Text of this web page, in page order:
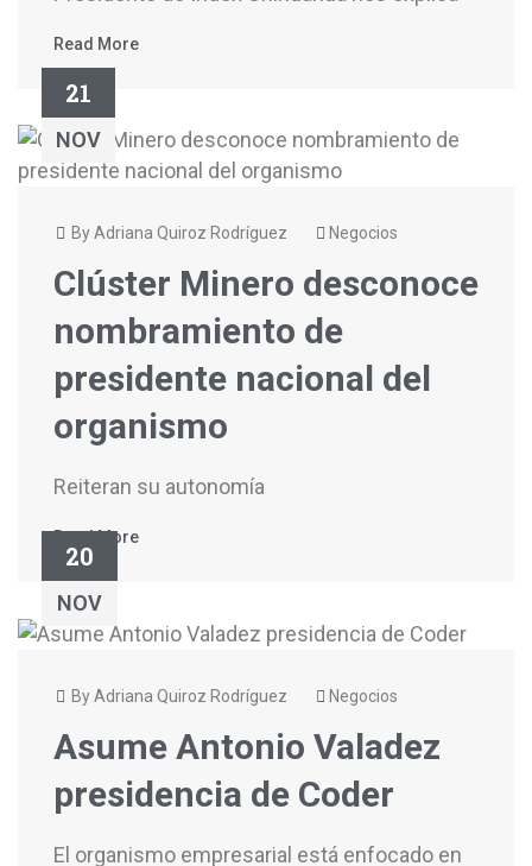
Read More
21
NOV
By Adriana Quiroz Rodríguez Negocios
Clúster Minero desconoce
nombramiento de
presidente nacional del
organismo
Reiteran su autonomía
Read More
20
NOV
By Adriana Quiroz Rodríguez Negocios
Asume Antonio Valadez
presidencia de Coder
El organismo empresarial está enfocado en